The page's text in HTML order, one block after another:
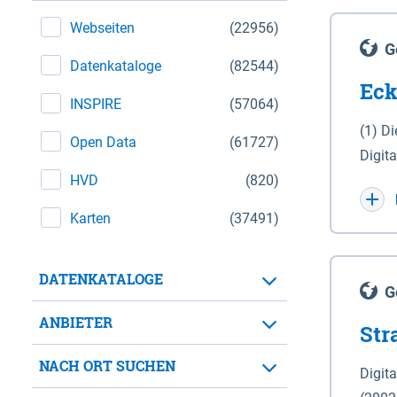
(22956)
Webseiten
(82544)
Datenkataloge
(57064)
INSPIRE
(61727)
Open Data
(820)
HVD
(37491)
Karten
DATENKATALOGE
ANBIETER
NACH ORT SUCHEN
(1)
WGS
für
der in